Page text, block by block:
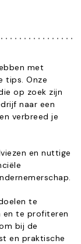
met
tips. Onze
op zoek zijn
naar een
verbreed je
en nuttige
te
en te profiteren
bij de
en praktische